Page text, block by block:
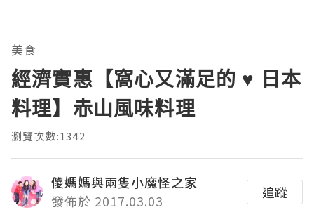
美食
經濟實惠【窩心又滿足的 ♥ 日本
料理】赤山風味料理
瀏覽次數:1342
儍媽媽與兩隻小魔怪之家
發佈於 2017.03.03
追蹤